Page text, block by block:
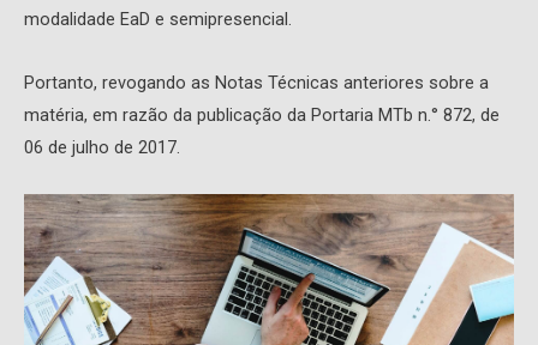
modalidade EaD e semipresencial.
Portanto, revogando as Notas Técnicas anteriores sobre a
matéria, em razão da publicação da Portaria MTb n.° 872, de
06 de julho de 2017.